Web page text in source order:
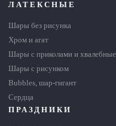
ЛАТЕКСНЫЕ
Шары без рисунка
Хром и агат
Шары с приколами и хвалебные
Шары с рисунком
Bubbles, шар-гигант
Сердца
ПРАЗДНИКИ